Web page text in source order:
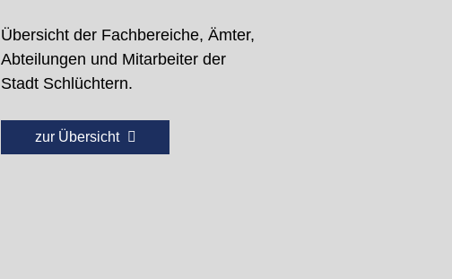
Übersicht der Fachbereiche, Ämter,
Abteilungen und Mitarbeiter der
Stadt Schlüchtern.
zur Übersicht